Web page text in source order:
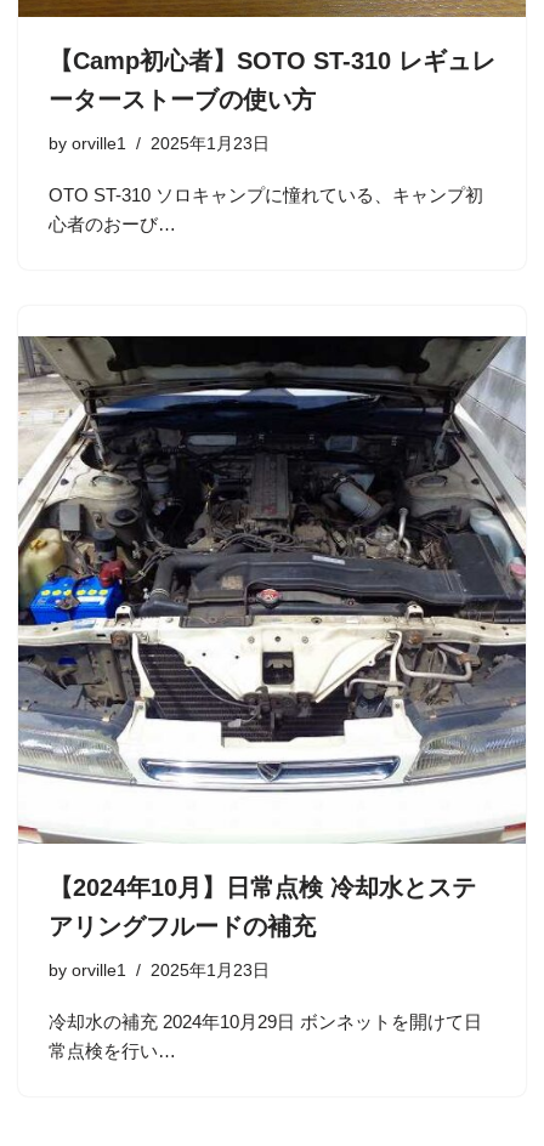
【Camp初心者】SOTO ST-310 レギュレ
ーターストーブの使い方
by orville1 2025年1月23日
OTO ST-310 ソロキャンプに憧れている、キャンプ初
心者のおーび…
【2024年10月】日常点検 冷却水とステ
アリングフルードの補充
by orville1 2025年1月23日
冷却水の補充 2024年10月29日 ボンネットを開けて日
常点検を行い…